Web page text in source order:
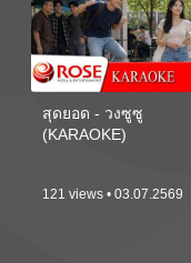
สุดยอด - วงซูซู
(KARAOKE)
121 views • 03.07.2569